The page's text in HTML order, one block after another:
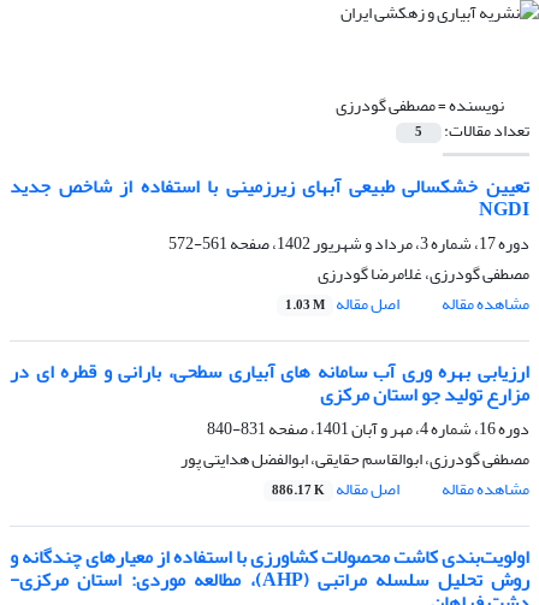
نویسنده =مصطفی گودرزی
تعداد مقالات: 5
تعیین خشکسالی طبیعی آبهای زیرزمینی با استفاده از شاخص جدید
NGDI
دوره 17، شماره 3، مرداد و شهریور 1402، صفحه
561-572
مصطفی گودرزی، غلامرضا گودرزی
مشاهده مقاله
اصل مقاله 1.03 M
ارزیابی بهره ‏وری آب سامانه ‏های آبیاری سطحی، بارانی و قطره‏ ای در
مزارع تولید جو استان مرکزی
دوره 16، شماره 4، مهر و آبان 1401، صفحه
831-840
مصطفی گودرزی، ابوالقاسم حقایقی، ابوالفضل هدایتی پور
مشاهده مقاله
اصل مقاله 886.17 K
اولویت‌بندی کاشت محصولات کشاورزی با استفاده از معیارهای چندگانه و
روش تحلیل سلسله مراتبی (AHP)، مطالعه موردی: استان مرکزی-